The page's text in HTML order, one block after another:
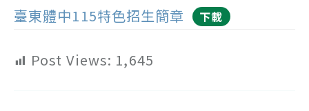
臺東體中115特色招生簡章
下載
Post Views: 1,645